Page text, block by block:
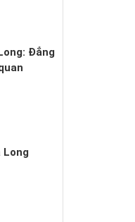
Đẳng
Long